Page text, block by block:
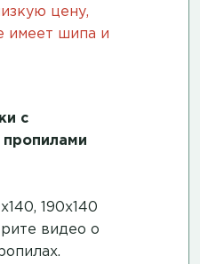
цену,
имеет шипа и
с
190х140
видео о
.